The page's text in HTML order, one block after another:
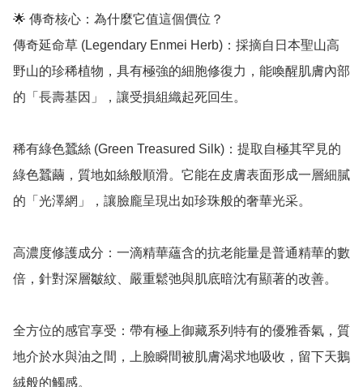
🌟 傳奇核心：為什麼它值這個價位？
傳奇延命草 (Legendary Enmei Herb)：採摘自日本聖山高
野山的珍稀植物，具有極強的細胞修復力，能喚醒肌膚內部
的「長壽基因」，讓受損組織起死回生。
稀有綠色蠶絲 (Green Treasured Silk)：提取自極其罕見的
綠色蠶繭，質地如絲般順滑。它能在皮膚表面形成一層細膩
的「光澤網」，讓臉龐呈現出如珍珠般的奢華光采。
高濃度修護成分：一滴精華蘊含的抗老能量是普通精華的數
倍，針對深層皺紋、嚴重鬆弛與肌底暗沈有顯著的改善。
全方位的感官享受：帶有極上御藏系列特有的優雅香氣，質
地介於水與油之間，上臉瞬間被肌膚渴求地吸收，留下天鵝
絨般的觸感。